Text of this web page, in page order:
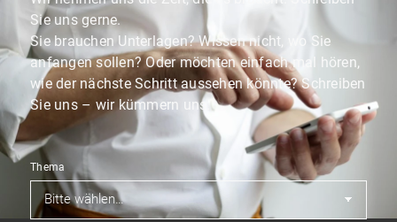
Sie uns gerne.
Sie brauchen Unterlagen? Wissen nicht, wo Sie
anfangen sollen? Oder möchten einfach mal hören,
wie der nächste Schritt aussehen könnte? Schreiben
Sie uns – wir kümmern uns.
Thema